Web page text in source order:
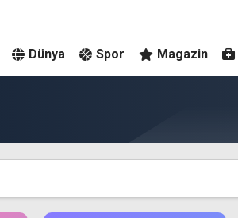
Dünya Spor Magazin